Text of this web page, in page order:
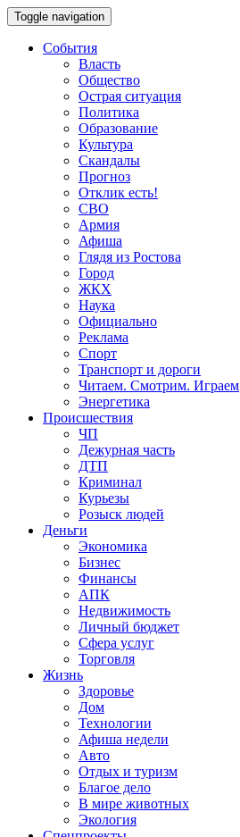
Toggle navigation
События
Власть
Общество
Острая ситуация
Политика
Образование
Культура
Скандалы
Прогноз
Отклик есть!
СВО
Армия
Афиша
Глядя из Ростова
Город
ЖКХ
Наука
Официально
Реклама
Спорт
Транспорт и дороги
Читаем. Смотрим. Играем
Энергетика
Происшествия
ЧП
Дежурная часть
ДТП
Криминал
Курьезы
Розыск людей
Деньги
Экономика
Бизнес
Финансы
АПК
Недвижимость
Личный бюджет
Сфера услуг
Торговля
Жизнь
Здоровье
Дом
Технологии
Афиша недели
Авто
Отдых и туризм
Благое дело
В мире животных
Экология